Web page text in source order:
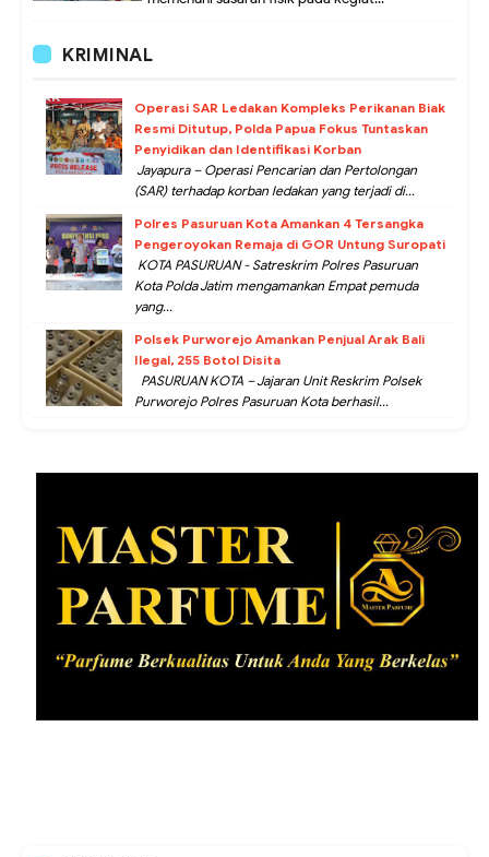
KRIMINAL
Operasi SAR Ledakan Kompleks Perikanan Biak
Resmi Ditutup, Polda Papua Fokus Tuntaskan
Penyidikan dan Identifikasi Korban
Jayapura – Operasi Pencarian dan Pertolongan
(SAR) terhadap korban ledakan yang terjadi di...
Polres Pasuruan Kota Amankan 4 Tersangka
Pengeroyokan Remaja di GOR Untung Suropati
KOTA PASURUAN - Satreskrim Polres Pasuruan
Kota Polda Jatim mengamankan Empat pemuda
yang...
Polsek Purworejo Amankan Penjual Arak Bali
Ilegal, 255 Botol Disita
PASURUAN KOTA – Jajaran Unit Reskrim Polsek
Purworejo Polres Pasuruan Kota berhasil...